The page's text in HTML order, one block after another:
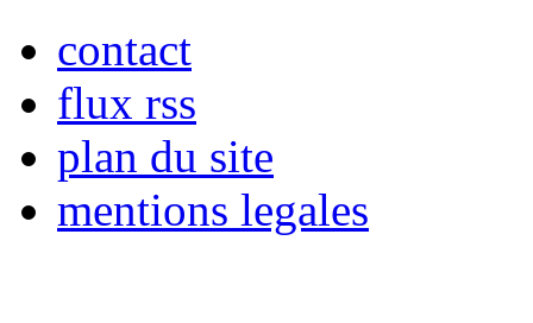
contact
flux rss
plan du site
mentions legales